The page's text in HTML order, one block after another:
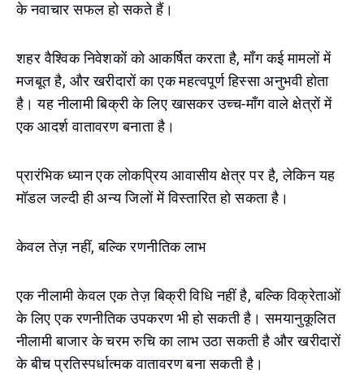
के नवाचार सफल हो सकते हैं।
शहर वैश्विक निवेशकों को आकर्षित करता है, माँग कई मामलों में
मजबूत है, और खरीदारों का एक महत्वपूर्ण हिस्सा अनुभवी होता
है। यह नीलामी बिक्री के लिए खासकर उच्च-माँग वाले क्षेत्रों में
एक आदर्श वातावरण बनाता है।
प्रारंभिक ध्यान एक लोकप्रिय आवासीय क्षेत्र पर है, लेकिन यह
मॉडल जल्दी ही अन्य जिलों में विस्तारित हो सकता है।
केवल तेज़ नहीं, बल्कि रणनीतिक लाभ
एक नीलामी केवल एक तेज़ बिक्री विधि नहीं है, बल्कि विक्रेताओं
के लिए एक रणनीतिक उपकरण भी हो सकती है। समयानुकूलित
नीलामी बाजार के चरम रुचि का लाभ उठा सकती है और खरीदारों
के बीच प्रतिस्पर्धात्मक वातावरण बना सकती है।